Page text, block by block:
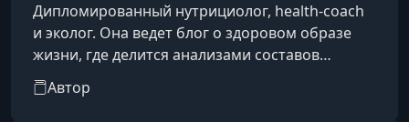
Дипломированный нутрициолог, health-coach
и эколог. Она ведет блог о здоровом образе
жизни, где делится анализами составов
продуктов и рекомендациями по сохранению
здоровья. Екатерина предлагает обучающие
Автор